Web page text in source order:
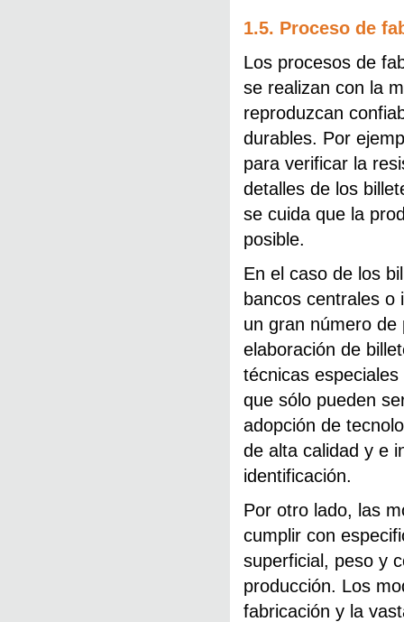
1.5. Proceso de
Los procesos de
se realizan con la
reproduzcan
durables. Por
para verificar la
detalles de los
se cuida que la
posible.
En el caso de los
bancos centrales
un gran número
elaboración de
técnicas
que sólo pueden
adopción de
de alta calidad y e
identificación.
Por otro lado, las
cumplir con
superficial, peso y
producción. Los
fabricación y la